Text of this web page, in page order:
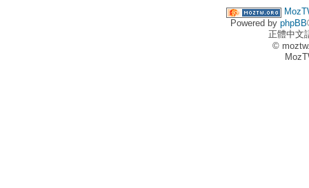
Powered by phpBB
正體中文
©